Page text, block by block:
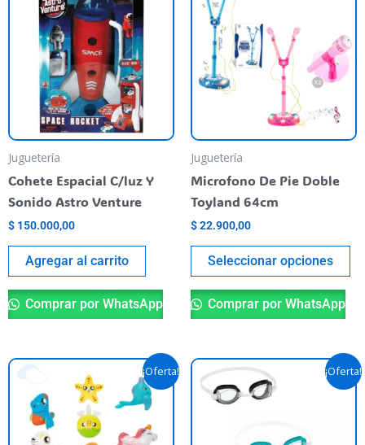
Juguetería
Cohete Espacial C/luz Y
Sonido Astro Venture
$ 150.000,00
Agregar al carrito
Comprar por WhatsApp
Juguetería
Microfono De Pie Doble
Toyland 64cm
$22.900,00
Seleccionar opciones
se
Comprar por WhatsApp
¡Oferta!
El
precio
original
era:
$ 5.200,00.
El
precio
actual
es:
$ 4.990,00.
¡Oferta!
El
precio
original
El
precio